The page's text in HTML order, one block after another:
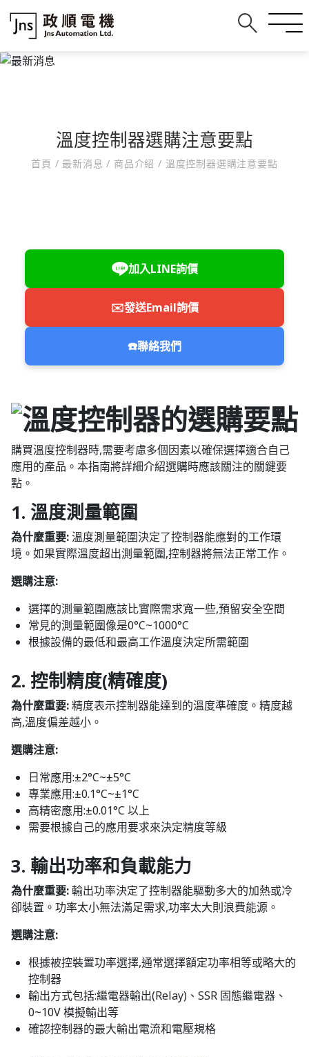
溫度控制器選購注意要點
首頁 / 最新消息/ 商品介紹/ 溫度控制器選購注意要點
加入LINE詢價
✉️發送Email詢價
☎️聯絡我們
購買溫度控制器時,需要考慮多個因素以確保選擇適合自己
應用的產品。本指南將詳細介紹選購時應該關注的關鍵要
點。
1. 溫度測量範圍
為什麼重要: 溫度測量範圍決定了控制器能應對的工作環
境。如果實際溫度超出測量範圍,控制器將無法正常工作。
選購注意:
選擇的測量範圍應該比實際需求寬一些,預留安全空間
常見的測量範圍像是0°C~1000°C
根據設備的最低和最高工作溫度決定所需範圍
2. 控制精度(精確度)
為什麼重要:精度表示控制器能達到的溫度準確度。精度越
高,溫度偏差越小。
選購注意:
日常應用:±2°C~±5°C
專業應用:±0.1°C~±1°C
高精密應用:±0.01°C 以上
需要根據自己的應用要求來決定精度等級
3. 輸出功率和負載能力
為什麼重要:輸出功率決定了控制器能驅動多大的加熱或冷
卻裝置。功率太小無法滿足需求,功率太大則浪費能源。
選購注意:
根據被控裝置功率選擇,通常選擇額定功率相等或略大的
控制器
輸出方式包括:繼電器輸出(Relay)、SSR 固態繼電器、
0~10V 模擬輸出等
確認控制器的最大輸出電流和電壓規格